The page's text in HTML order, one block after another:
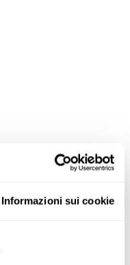
Informazioni sui cookie